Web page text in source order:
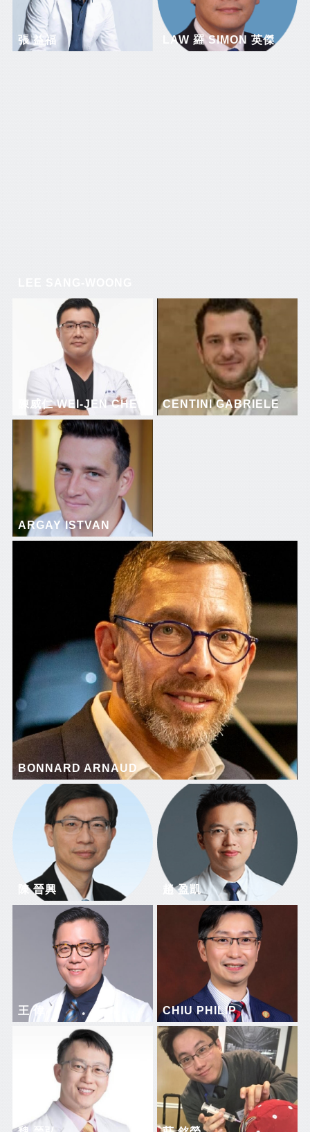
張 益福 LAW 羅 SIMON 英傑
陳威仁 WEI-JEN CHEN CENTINI GABRIELE
ARGAY ISTVAN
BONNARD ARNAUD
陳 晉興 趙 盈凱
王 偉 CHIU PHILIP